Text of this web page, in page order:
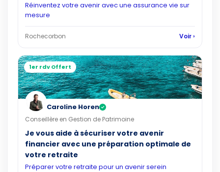
Réinventez votre avenir avec une assurance vie sur
mesure
Rochecorbon Voir ›
1er rdv Offert
Caroline Horen ✓
Conseillère en Gestion de Patrimoine
Je vous aide à sécuriser votre avenir
financier avec une préparation optimale de
votre retraite
Préparer votre retraite pour un avenir serein